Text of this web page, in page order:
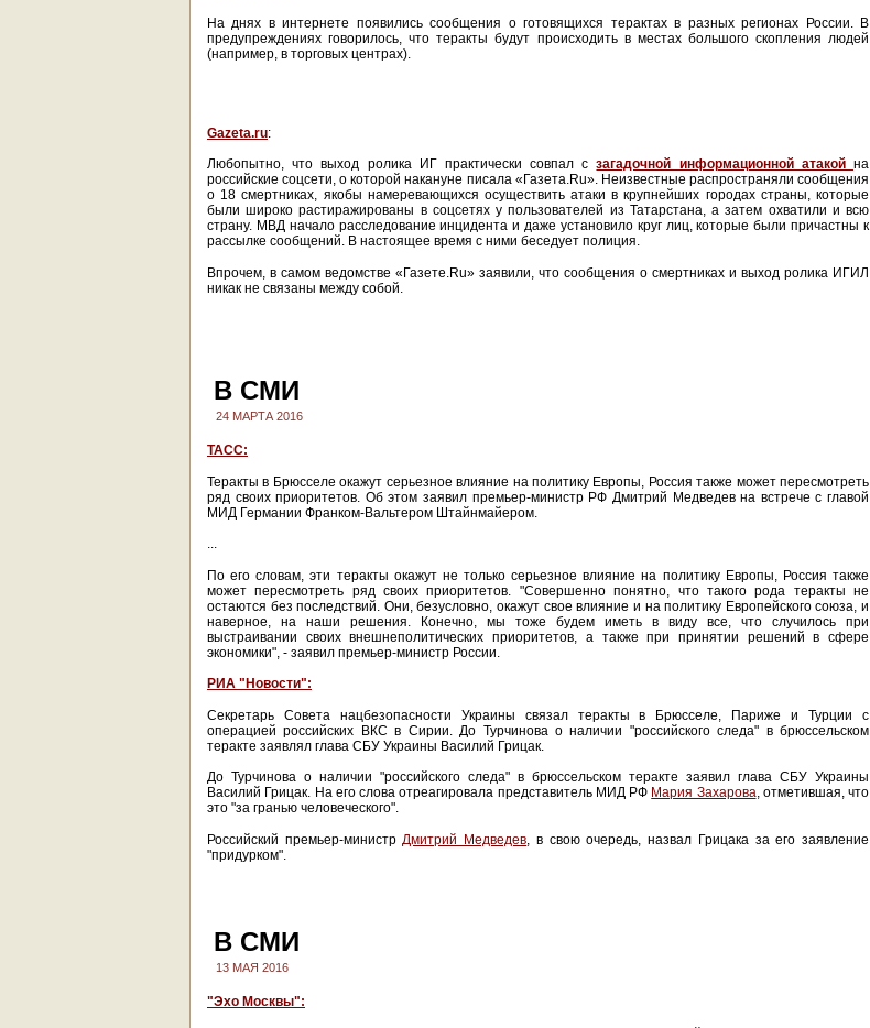
На днях в интернете появились сообщения о готовящихся терактах в разных регионах России. В
предупреждениях говорилось, что теракты будут происходить в местах большого скопления людей
(например, в торговых центрах).
Gazeta.ru:
Любопытно, что выход ролика ИГ практически совпал сзагадочной информационной атакойна
российские соцсети, о которой накануне писала «Газета.Ru». Неизвестные распространяли сообщения
о 18 смертниках, якобы намеревающихся осуществить атаки в крупнейших городах страны, которые
были широко растиражированы в соцсетях у пользователей из Татарстана, а затем охватили и всю
страну. МВД начало расследование инцидента и даже установило круг лиц, которые были причастны к
рассылке сообщений. В настоящее время с ними беседует полиция.
Впрочем, в самом ведомстве «Газете.Ru» заявили, что сообщения о смертниках и выход ролика ИГИЛ
никак не связаны между собой.
В СМИ
24 МАРТА 2016
ТАСС:
Теракты в Брюсселе окажут серьезное влияние на политику Европы, Россия также может пересмотреть
ряд своих приоритетов. Об этом заявил премьер-министр РФ Дмитрий Медведев на встрече с главой
МИД Германии Франком-Вальтером Штайнмайером.
...
По его словам, эти теракты окажут не только серьезное влияние на политику Европы, Россия также
может пересмотреть ряд своих приоритетов. "Совершенно понятно, что такого рода теракты не
остаются без последствий. Они, безусловно, окажут свое влияние и на политику Европейского союза, и
наверное, на наши решения. Конечно, мы тоже будем иметь в виду все, что случилось при
выстраивании своих внешнеполитических приоритетов, а также при принятии решений в сфере
экономики", - заявил премьер-министр России.
РИА "Новости":
Секретарь Совета нацбезопасности Украины связал теракты в Брюсселе, Париже и Турции с
операцией российских ВКС в Сирии. До Турчинова о наличии "российского следа" в брюссельском
теракте заявлял глава СБУ Украины Василий Грицак.
До Турчинова о наличии "российского следа" в брюссельском теракте заявил глава СБУ Украины
Василий Грицак. На его слова отреагировала представитель МИД РФ Мария Захарова, отметившая, что
это "за гранью человеческого".
Российский премьер-министрДмитрий Медведев, в свою очередь, назвал Грицака за его заявление
"придурком".
В СМИ
13 МАЯ 2016
"Эхо Москвы":